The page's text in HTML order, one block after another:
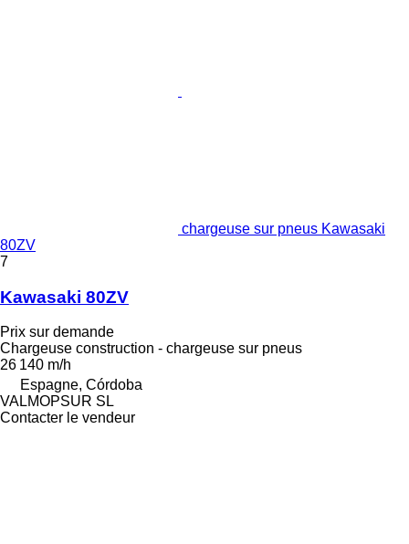
chargeuse sur pneus Kawasaki
80ZV
7
Kawasaki 80ZV
Prix sur demande
Chargeuse construction - chargeuse sur pneus
26 140 m/h
Espagne, Córdoba
VALMOPSUR SL
Contacter le vendeur